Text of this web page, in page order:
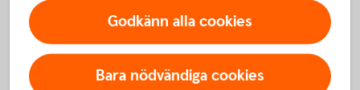
Godkänn alla cookies
Bara nödvändiga cookies